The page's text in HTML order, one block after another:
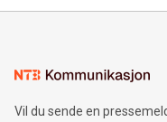
Vil du sende en